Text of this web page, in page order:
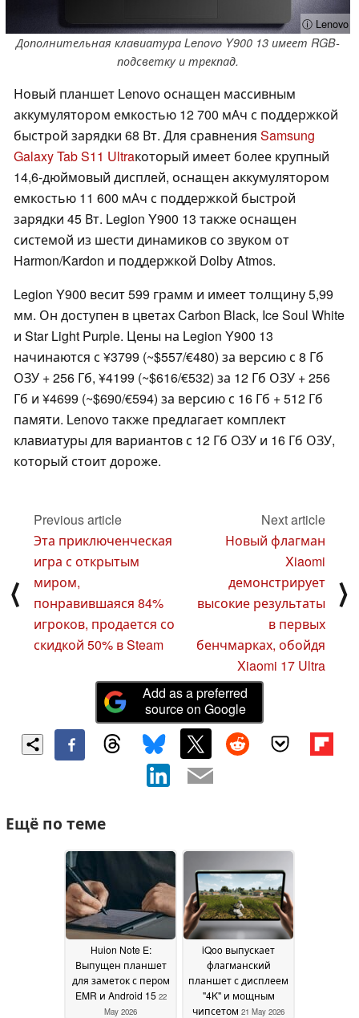
ⓘ Lenovo
Дополнительная клавиатура Lenovo Y900 13 имеет RGB-
подсветку и трекпад.
Новый планшет Lenovo оснащен массивным
аккумулятором емкостью 12 700 мАч с поддержкой
быстрой зарядки 68 Вт. Для сравнения Samsung
Galaxy Tab S11 Ultraкоторый имеет более крупный
14,6-дюймовый дисплей, оснащен аккумулятором
емкостью 11 600 мАч с поддержкой быстрой
зарядки 45 Вт. Legion Y900 13 также оснащен
системой из шести динамиков со звуком от
Harmon/Kardon и поддержкой Dolby Atmos.
Legion Y900 весит 599 грамм и имеет толщину 5,99
мм. Он доступен в цветах Carbon Black, Ice Soul White
и Star Light Purple. Цены на Legion Y900 13
начинаются с ¥3799 (~$557/€480) за версию с 8 Гб
ОЗУ + 256 Гб, ¥4199 (~$616/€532) за 12 Гб ОЗУ + 256
Гб и ¥4699 (~$690/€594) за версию с 16 Гб + 512 Гб
памяти. Lenovo также предлагает комплект
клавиатуры для вариантов с 12 Гб ОЗУ и 16 Гб ОЗУ,
который стоит дороже.
⟨
Previous article
Эта приключенческая
игра с открытым
миром,
понравившаяся 84%
игроков, продается со
скидкой 50% в Steam
Next article
Новый флагман
Xiaomi
демонстрирует
высокие результаты
в первых
бенчмарках, обойдя
Xiaomi 17 Ultra
⟩
Add as a preferred
source on Google
Ещё по теме
Huion Note E:
Выпущен планшет
для заметок с пером
EMR и Android 15 22
May 2026
iQoo выпускает
флагманский
планшет с дисплеем
"4K" и мощным
чипсетом 21 May 2026